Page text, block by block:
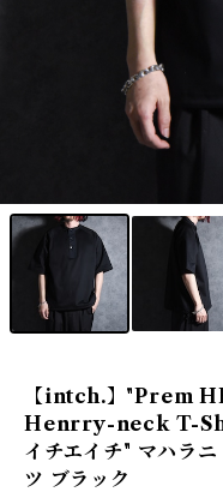
【intch.】"Prem
Henrry-neck T-
イチエイチ" マハラ
ツ ブラック